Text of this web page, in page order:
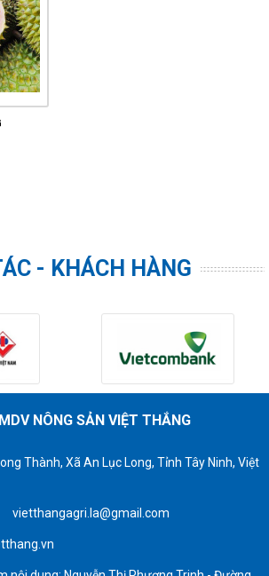
- KHÁCH HÀNG
NÔNG SẢN VIỆT THẮNG
Thành, Xã An Lục Long, Tỉnh Tây Ninh, Việt